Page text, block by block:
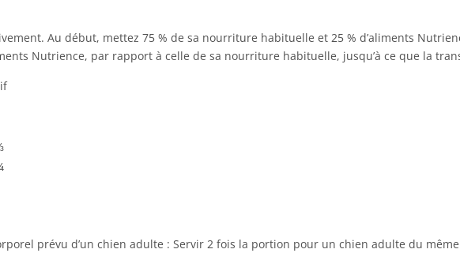
Au début, mettez 75 % de sa nourriture habituelle et 25 % d’aliments
Nutrience, par rapport à celle de sa nourriture habituelle, jusqu’à ce que la
prévu d’un chien adulte : Servir 2 fois la portion pour un chien adulte du